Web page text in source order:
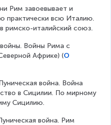
Рим завоевывает и
практически всю Италию.
римско-италийский союз.
Войны Рима с
Африке) (О
война. Война
в Сицилии. По мирному
Сицилию.
война. Рим